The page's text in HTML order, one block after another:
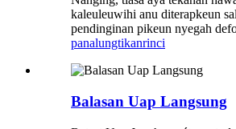
kaleuleuwihi anu diterapkeun
pendinginan pikeun nyegah
panalungtikanrinci
Balasan Uap Langsung